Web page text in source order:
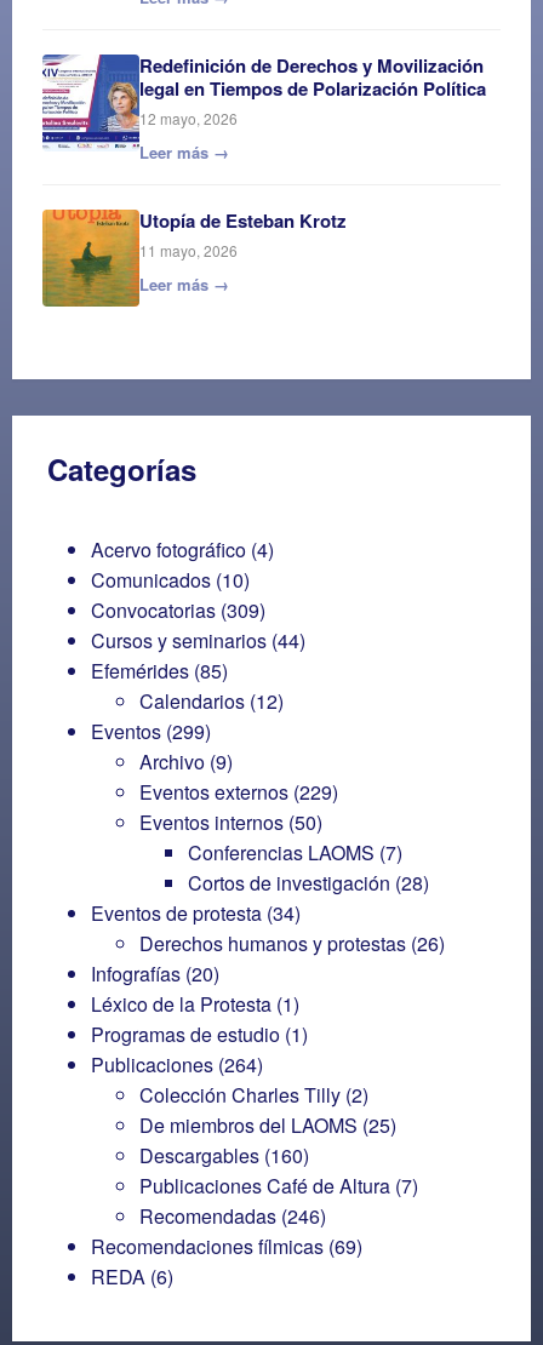
Redefinición de Derechos y Movilización
legal en Tiempos de Polarización Política
12 mayo, 2026
Leer más →
Utopía de Esteban Krotz
11 mayo, 2026
Leer más →
Categorías
Acervo fotográfico (4)
Comunicados (10)
Convocatorias (309)
Cursos y seminarios (44)
Efemérides (85)
Calendarios (12)
Eventos (299)
Archivo (9)
Eventos externos (229)
Eventos internos (50)
Conferencias LAOMS (7)
Cortos de investigación (28)
Eventos de protesta (34)
Derechos humanos y protestas (26)
Infografías (20)
Léxico de la Protesta (1)
Programas de estudio (1)
Publicaciones (264)
Colección Charles Tilly (2)
De miembros del LAOMS (25)
Descargables (160)
Publicaciones Café de Altura (7)
Recomendadas (246)
Recomendaciones fílmicas (69)
REDA (6)